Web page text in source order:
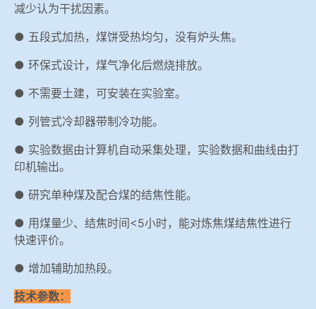
减少认为干扰因素。
● 五段式加热，煤饼受热均匀，没有炉头焦。
● 环保式设计，煤气净化后燃烧排放。
● 不需要土建，可安装在实验室。
● 列管式冷却器带制冷功能。
● 实验数据由计算机自动采集处理，实验数据和曲线由打
印机输出。
● 研究单种煤及配合煤的结焦性能。
● 用煤量少、结焦时间<5小时，能对炼焦煤结焦性进行
快速评价。
● 增加辅助加热段。
技术参数：